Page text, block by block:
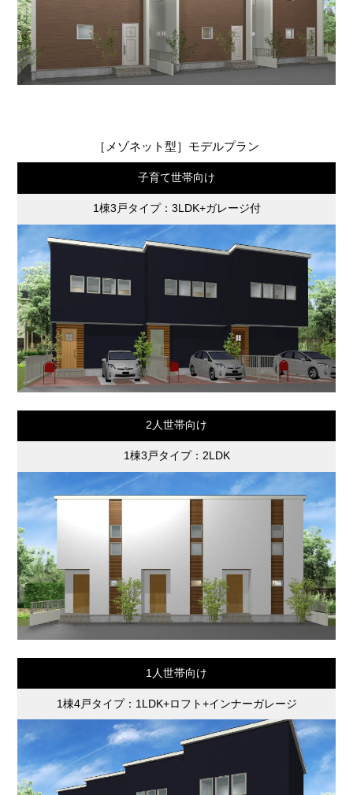
［メゾネット型］モデルプラン
子育て世帯向け
1棟3戸タイプ：3LDK+ガレージ付
2人世帯向け
1棟3戸タイプ：2LDK
1人世帯向け
1棟4戸タイプ：1LDK+ロフト+インナーガレージ